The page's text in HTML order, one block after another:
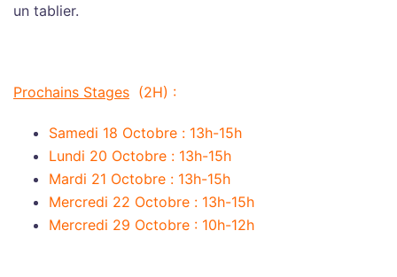
un tablier.
Prochains Stages (2H) :
Samedi 18 Octobre : 13h-15h
Lundi 20 Octobre : 13h-15h
Mardi 21 Octobre : 13h-15h
Mercredi 22 Octobre : 13h-15h
Mercredi 29 Octobre : 10h-12h